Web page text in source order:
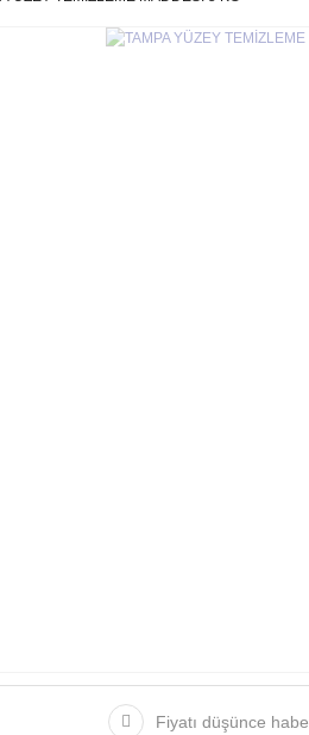
Fiyatı düşünce